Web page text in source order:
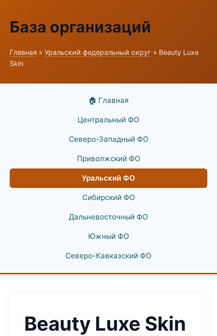
База организаций
Главная » Уральский федеральный округ » Beauty Luxe
Skin
🏠 Главная
Центральный ФО
Северо-Западный ФО
Приволжский ФО
Уральский ФО
Сибирский ФО
Дальневосточный ФО
Южный ФО
Северо-Кавказский ФО
Beauty Luxe Skin